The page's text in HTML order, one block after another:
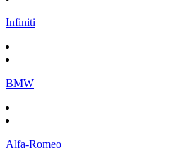
Infiniti
BMW
Alfa-Romeo